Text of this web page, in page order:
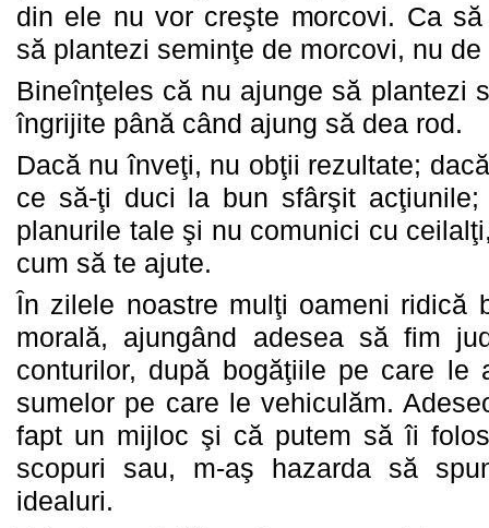
din ele nu vor creşte morcovi. Ca
să plantezi seminţe de morcovi, nu
Bineînţeles că nu ajunge să plantezi
îngrijite până când ajung să dea rod.
Dacă nu înveţi, nu obţii rezultate;
ce să-ţi duci la bun sfârşit
planurile tale şi nu comunici cu
cum să te ajute.
În zilele noastre mulţi oameni ridică
morală, ajungând adesea să fim
conturilor, după bogăţiile pe care le
sumelor pe care le vehiculăm.
fapt un mijloc şi că putem să îi
scopuri sau, m-aş hazarda să
idealuri.